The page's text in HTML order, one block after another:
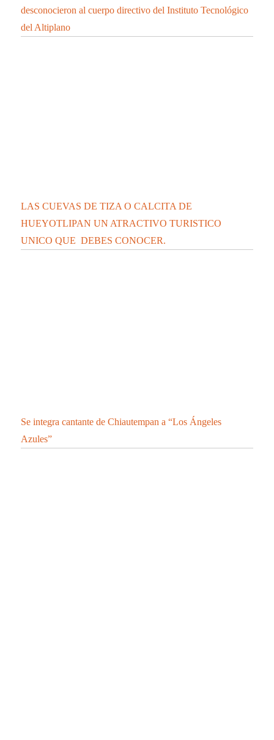
desconocieron al cuerpo directivo del Instituto Tecnológico
del Altiplano
LAS CUEVAS DE TIZA O CALCITA DE
HUEYOTLIPAN UN ATRACTIVO TURISTICO
UNICO QUE DEBES CONOCER.
Se integra cantante de Chiautempan a “Los Ángeles
Azules”